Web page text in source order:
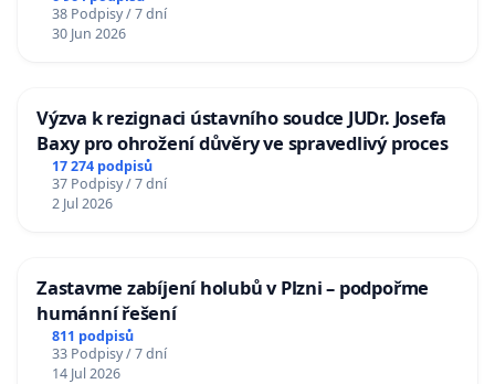
38 Podpisy / 7 dní
30 Jun 2026
Výzva k rezignaci ústavního soudce JUDr. Josefa
Baxy pro ohrožení důvěry ve spravedlivý proces
17 274 podpisů
37 Podpisy / 7 dní
2 Jul 2026
Zastavme zabíjení holubů v Plzni – podpořme
humánní řešení
811 podpisů
33 Podpisy / 7 dní
14 Jul 2026